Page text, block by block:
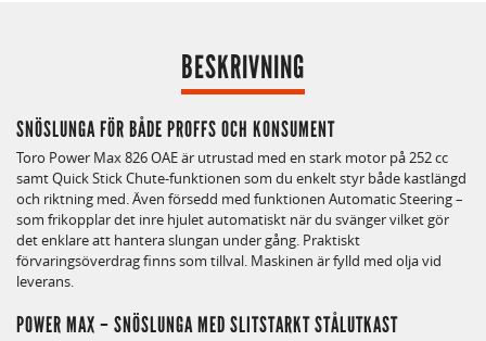
BESKRIVNING
SNÖSLUNGA FÖR BÅDE PROFFS OCH KONSUMENT
Toro Power Max 826 OAE är utrustad med en stark motor på 252 cc
samt Quick Stick Chute-funktionen som du enkelt styr både kastlängd
och riktning med. Även försedd med funktionen Automatic Steering –
som frikopplar det inre hjulet automatiskt när du svänger vilket gör
det enklare att hantera slungan under gång. Praktiskt
förvaringsöverdrag finns som tillval. Maskinen är fylld med olja vid
leverans.
POWER MAX – SNÖSLUNGA MED SLITSTARKT STÅLUTKAST